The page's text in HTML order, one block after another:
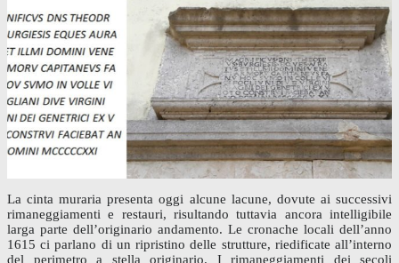
La cinta muraria presenta oggi alcune lacune, dovute ai successivi
rimaneggiamenti e restauri, risultando tuttavia ancora intelligibile
larga parte dell’originario andamento. Le cronache locali dell’anno
1615 ci parlano di un ripristino delle strutture, riedificate all’interno
del perimetro a stella originario. I rimaneggiamenti dei secoli